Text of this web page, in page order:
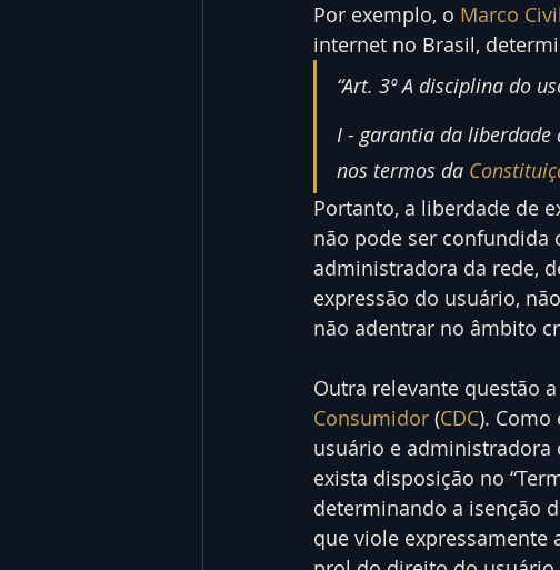
Por exemplo, o Marco
internet no Brasil,
“Art. 3º A disciplina do
I - garantia da liberdade
nos termos da
Portanto, a liberdade de
não pode ser confundida
administradora da rede,
expressão do usuário,
não adentrar no âmbito
Outra relevante questão
Consumidor (CDC).
usuário e administradora
exista disposição no
determinando a isenção
que viole expressamente